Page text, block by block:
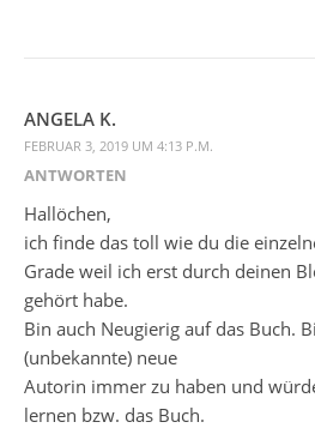
ANGELA K.
FEBRUAR 3, 2019 UM 4:13 P.M.
ANTWORTEN
Hallöchen,
ich finde das toll wie du die
Grade weil ich erst durch deinen
gehört habe.
Bin auch Neugierig auf das Buch.
(unbekannte) neue
Autorin immer zu haben und
lernen bzw. das Buch.